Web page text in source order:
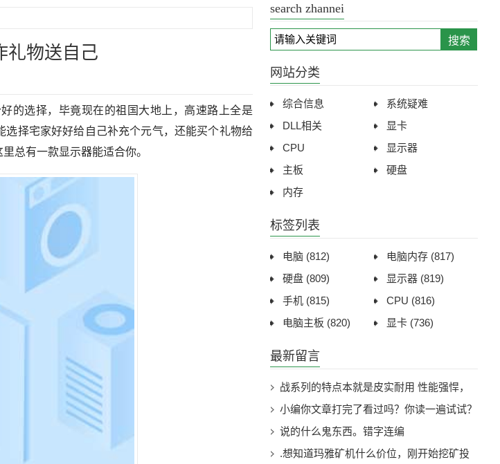
礼物送自己
选择，毕竟现在的祖国大地上，高速路上全是
择宅家好好给自己补充个元气，还能买个礼物给
总有一款显示器能适合你。
search zhannei
搜索
网站分类
综合信息
系统疑难
DLL相关
显卡
CPU
显示器
主板
硬盘
内存
标签列表
电脑 (812) 电脑内存 (817)
硬盘 (809) 显示器 (819)
手机 (815) CPU (816)
电脑主板 (820) 显卡 (736)
最新留言
战系列的特点本就是皮实耐用 性能强悍，
战99也是如此。
小编你文章打完了看过吗？你读一遍试试？
说的什么鬼东西。错字连编
.想知道玛雅矿机什么价位，刚开始挖矿投